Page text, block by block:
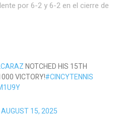
por 6-2 y 6-2 en el cierre de
NOTCHED HIS 15TH
VICTORY!#CINCYTENNIS
AUGUST 15, 2025